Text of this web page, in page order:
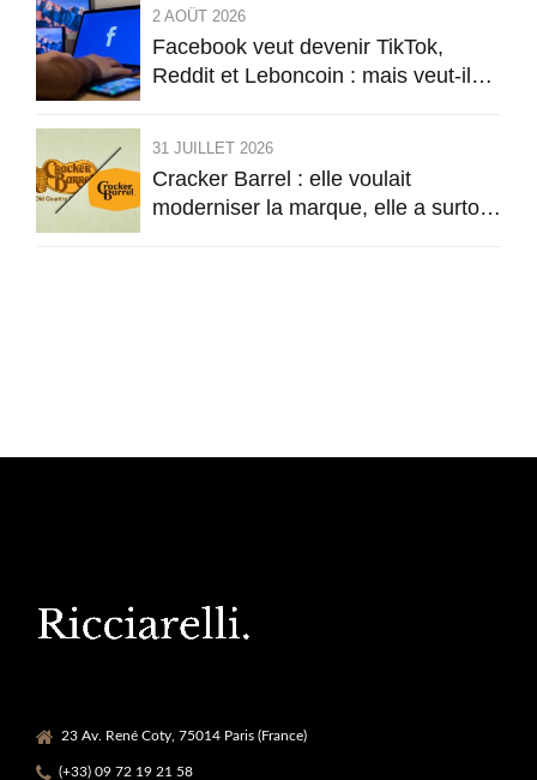
2 AOÛT 2026
Facebook veut devenir TikTok,
Reddit et Leboncoin : mais veut-il
31 JUILLET 2026
Cracker Barrel : elle voulait
moderniser la marque, elle a surtout
23 Av. René Coty, 75014 Paris (France)
(+33) 09 72 19 21 58